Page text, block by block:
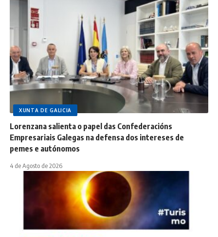
XUNTA DE GALICIA
Lorenzana salienta o papel das Confederacións
Empresariais Galegas na defensa dos intereses de
pemes e autónomos
4 de Agosto de 2026